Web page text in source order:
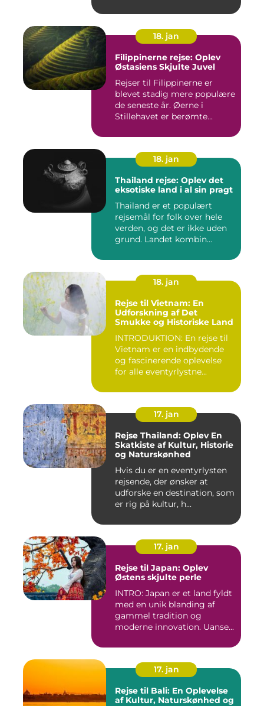
18. jan
Filippinerne rejse: Oplev
Østasiens Skjulte Juvel
Rejser til Filippinerne er
blevet stadig mere populære
de seneste år. Øerne i
Stillehavet er berømte...
18. jan
Thailand rejse: Oplev det
eksotiske land i al sin pragt
Thailand er et populært
rejsemål for folk over hele
verden, og det er ikke uden
grund. Landet kombin...
18. jan
Rejse til Vietnam: En
Udforskning af Det
Smukke og Historiske Land
INTRODUKTION: En rejse til
Vietnam er en indbydende
og fascinerende oplevelse
for alle eventyrlystne...
17. jan
Rejse Thailand: Oplev En
Skatkiste af Kultur, Historie
og Naturskønhed
Hvis du er en eventyrlysten
rejsende, der ønsker at
udforske en destination, som
er rig på kultur, h...
17. jan
Rejse til Japan: Oplev
Østens skjulte perle
INTRO: Japan er et land fyldt
med en unik blanding af
gammel tradition og
moderne innovation. Uanse...
17. jan
Rejse til Bali: En Oplevelse
af Kultur, Naturskønhed og